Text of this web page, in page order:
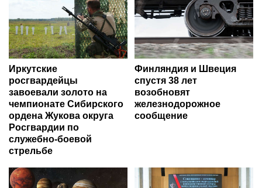
Иркутские
росгвардейцы
завоевали золото на
чемпионате Сибирского
ордена Жукова округа
Росгвардии по
служебно-боевой
стрельбе
Финляндия и Швеция
спустя 38 лет
возобновят
железнодорожное
сообщение